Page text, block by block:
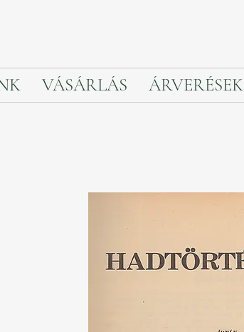
VÁSÁRLÁS ÁRVERÉSEK